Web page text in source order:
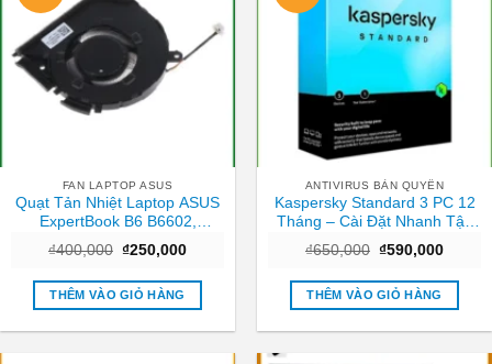
FAN LAPTOP ASUS
Quạt Tản Nhiệt Laptop ASUS
ExpertBook B6 B6602,
B6602FC2 – Thay Giá Rẻ Lấy
Ngay TPHCM
₫400,000 Giá
là:
₫400,000.
₫250,000Giá
tại
₫250,000.
THÊM VÀO GIỎ HÀNG
ANTIVIRUS BẢN QUYỀN
Kaspersky Standard 3 PC 12
Tháng – Cài Đặt Nhanh Tận
Nơi TPHCM
₫650,000 Giá
là:
₫650,000.
₫590,000Giá
tại
THÊM VÀO GIỎ HÀNG